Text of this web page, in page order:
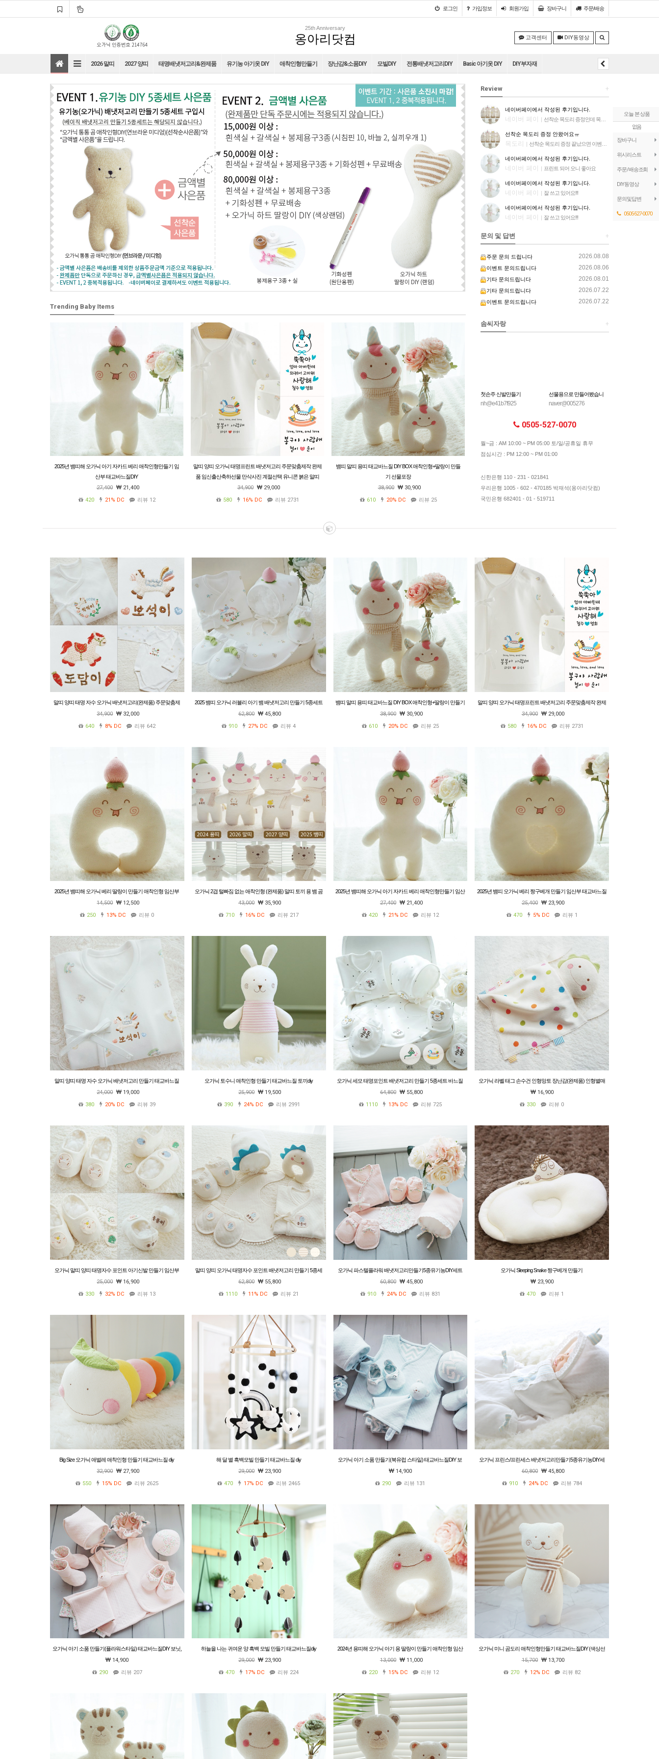
로그인 가입정보 회원가입 장바구니 주문/배송
오늘 본 상품
없음
장바구니
위시리스트
주문/배송조회
DIY동영상
바로가기
문의및답변
바로가기
0505-527-0070
25th Anniversary
옹아리닷컴 고객센터 DIY동영상
2026 말띠 2027 양띠 태명배냇저고리&완제품 유기농 아기옷 DIY 애착인형만들기 장난감&소품DIY 모빌DIY 전통배냇저고리DIY Basic 아기옷 DIY DIY부자재
Trending Baby Items
2025년 뱀띠해 오가닉 아기 자카드 베리 애착인형만들기 임
산부 태교바느질DIY
27,400
21,400
420
21% DC 리뷰 12
말띠 양띠 오가닉 태명프린트 배냇저고리 주문맞춤제작 완제
품 임신출산축하선물 만삭사진 계절선택 유니콘 붉은 말띠
34,900
29,000
580
16% DC 리뷰 2731
뱀띠 말띠 용띠 태교바느질 DIY BOX 애착인형+딸랑이 만들
기 선물포장
38,900
30,900
610
20% DC 리뷰 25
작 배냇슈트 임신출산선물 베넷수트 만삭사진
34,900
32,000
640
8%DC
+
Review
네이버페이에서 작성된 후기입니다.
네이버 페이 | 선착순 목도리 증정인데 목도리 안왔어요. 이벤트가 끝났으면 목도리 증정 안한다고 공지를 올려야 하는데 계속해서 선착순 목도리 증정 이라고 문구 올리고 소비자들 기대하게 만드네요. 더이상 목도리 증정안해요. ㅜㅜ 다른 분들도 참고해서 주문하세요
선착순 목도리 증정 안왔어요ㅠ
목도리 | 선착순 목도리 증정 끝났으면 이벤트 종료라고 공지사항에 올리세요 괜히 목도리 계속 주는줄 알고 주문했다가 실망만 했네요 ㅠ
네이버페이에서 작성된 후기입니다.
네이버 페이 | 프린트 되어 오니 좋아요
네이버페이에서 작성된 후기입니다.
네이버 페이 | 잘 쓰고 있어요!!!
네이버페이에서 작성된 후기입니다.
네이버 페이 | 잘 쓰고 있어요!!!
+
문의 및 답변
2026.08.08
주문 문의 드립니다
2026.08.06
이벤트 문의드립니다
2026.08.01
기타 문의드립니다
2026.07.22
기타 문의드립니다
2026.07.22
이벤트 문의드립니다
+
솜씨자랑
첫손주 신발만들기
nh@e41b7f925
선물용으로 만들어봤습니
다.
naver@005276
0505-527-0070
월~금 : AM 10:00 ~ PM 05:00 토/일/공휴일 휴무
점심시간 : PM 12:00 ~ PM 01:00
신한은행 110 - 231 - 021841
우리은행 1005 - 602 - 470185 박재석(옹아리닷컴)
국민은행 682401 - 01 - 519711
말띠 양띠 태명 자수 오가닉 배냇저고리(완제품) 주문맞춤제
작 배냇슈트 임신출산선물 베넷수트 만삭사진
34,900
32,000
640
8% DC 리뷰 642
2025 뱀띠 오가닉 러블리 아기 뱀 배냇저고리 만들기 5종세트
임산부 태교바느질 DIY 태명자수선택
62,800
45,800
910
27% DC 리뷰 4
뱀띠 말띠 용띠 태교바느질 DIY BOX 애착인형+딸랑이 만들기
선물포장
38,900
30,900
610
20% DC 리뷰 25
말띠 양띠 오가닉 태명프린트 배냇저고리 주문맞춤제작 완제
품 임신출산축하선물 만삭사진 계절선택 유니콘 붉은 말띠
34,900
29,000
580
16% DC 리뷰 2731
2025년 뱀띠해 오가닉 베리 딸랑이 만들기 애착인형 임산부
태교바느질 DIY
14,500
12,500
250
13% DC 리뷰 0
오가닉 2겹 털빠짐 없는 애착인형 (완제품) 말띠 토끼 용 뱀 곰
호랑이 양띠 신생아 수면인형 임신출산선물 무형광 비접착 유
기농
43,000
35,900
710
16% DC 리뷰 217
2025년 뱀띠해 오가닉 아기 자카드 베리 애착인형만들기 임산
부 태교바느질DIY
27,400
21,400
420
21% DC 리뷰 12
2025년 뱀띠 오가닉 베리 짱구베개 만들기 임산부 태교바느질
DIY
25,400
23,900
470
5% DC 리뷰 1
말띠 양띠 태명 자수 오가닉 배냇저고리 만들기 태교바느질
DIY
24,000
19,000
380
20% DC 리뷰 39
오가닉 토수니 애착인형 만들기 태교바느질 토끼diy
25,900
19,500
390
24% DC 리뷰 2991
오가닉 세모 태명포인트 배냇저고리 만들기 5종세트 바느질
태교DIY (뱀띠/말띠) 계절선택
64,800
55,800
1110
13% DC 리뷰 725
오가닉 라벨 태그 손수건 인형망토 장난감(완제품) 인형별매
선물포장
16,900
330
리뷰 0
오가닉 말띠 양띠 태명자수 포인트 아기신발 만들기 임산부
태교바느질 DIY 태명자수선택
25,000
16,900
330
32% DC 리뷰 13
말띠 양띠 오가닉 태명자수 포인트 배냇저고리 만들기 5종세
트 임산부 태교바느질 DIY 청사띠 용띠
62,800
55,800
1110
11% DC 리뷰 21
오가닉 파스텔플라워 배냇저고리만들기5종유기농DIY세트
(핑크)(사계절용/여름용)
60,800
45,800
910
24% DC 리뷰 831
오가닉 Sleeping Snake 짱구베개 만들기
23,900
470
리뷰 1
Big Size 오가닉 애벌레 애착인형 만들기 태교바느질 diy
32,900
27,900
550
15% DC 리뷰 2625
해 달 별 흑백모빌 만들기 태교바느질 diy
29,000
23,900
470
17% DC 리뷰 2465
오가닉 아기 소품 만들기(북유럽 스타일) 태교바느질DIY 보
닛,조끼,신발,부츠,치발기 인형,배냇주머니,소프트 볼
14,900
290
리뷰 131
오가닉 프린스/프린세스 배냇저고리만들기5종유기농DIY세
트(백아이보리/핑크/블루)(사계절용/여름용)
60,800
45,800
910
24% DC 리뷰 784
오가닉 아기 소품 만들기(플라워스타일) 태교바느질DIY 보닛,
조끼,신발,부츠,치발기 인형,배냇주머니,소프트 볼
14,900
290
리뷰 207
하늘을 나는 귀여운 양 흑백 모빌 만들기 태교바느질diy
29,000
23,900
470
17% DC 리뷰 224
2024년 용띠해 오가닉 아기 용 딸랑이 만들기 애착인형 임산
부 태교바느질 DIY
13,000
11,000
220
15% DC 리뷰 12
오가닉 미니 곰도리 애착인형만들기 태교바느질DIY (색상선
택)
15,700
13,700
270
12% DC 리뷰 82